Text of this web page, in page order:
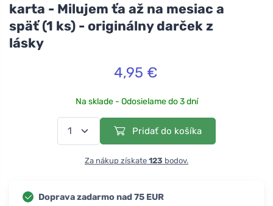
karta - Milujem ťa až na mesiac a
späť (1 ks) - originálny darček z
lásky
4,95 €
Na sklade - Odosielame do 3 dní
Pridať do košíka
Za nákup získate 123 bodov.
Doprava zadarmo nad 75 EUR